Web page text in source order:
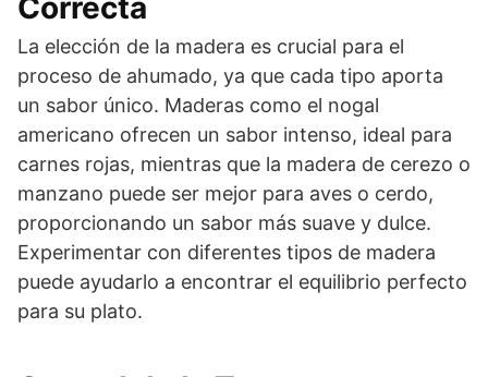
La elección de la madera es crucial para el
proceso de ahumado, ya que cada tipo aporta
un sabor único. Maderas como el nogal
americano ofrecen un sabor intenso, ideal para
carnes rojas, mientras que la madera de cerezo o
manzano puede ser mejor para aves o cerdo,
proporcionando un sabor más suave y dulce.
Experimentar con diferentes tipos de madera
puede ayudarlo a encontrar el equilibrio perfecto
para su plato.